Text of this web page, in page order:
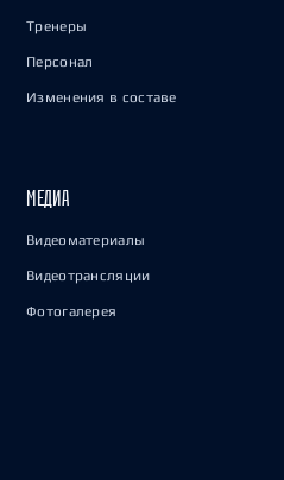
Тренеры
Персонал
Изменения в составе
МЕДИА
Видеоматериалы
Видеотрансляции
Фотогалерея